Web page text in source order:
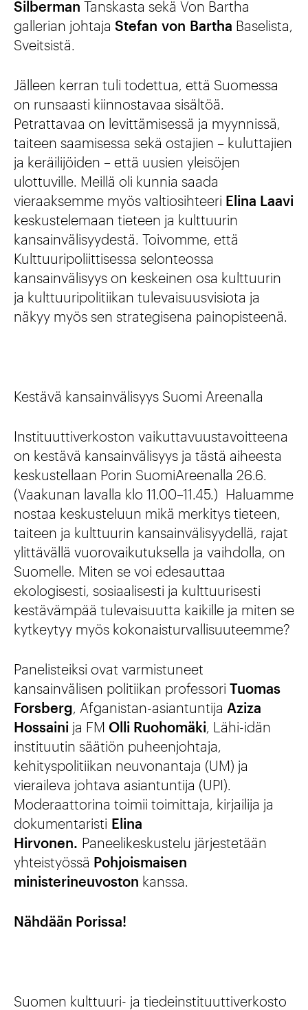
Silberman Tanskasta sekä Von Bartha
gallerian johtaja Stefan von Bartha Baselista,
Sveitsistä.
Jälleen kerran tuli todettua, että Suomessa
on runsaasti kiinnostavaa sisältöä.
Petrattavaa on levittämisessä ja myynnissä,
taiteen saamisessa sekä ostajien – kuluttajien
ja keräilijöiden – että uusien yleisöjen
ulottuville. Meillä oli kunnia saada
vieraaksemme myös valtiosihteeri Elina Laavi
keskustelemaan tieteen ja kulttuurin
kansainvälisyydestä. Toivomme, että
Kulttuuripoliittisessa selonteossa
kansainvälisyys on keskeinen osa kulttuurin
ja kulttuuripolitiikan tulevaisuusvisiota ja
näkyy myös sen strategisena painopisteenä.
Kestävä kansainvälisyys Suomi Areenalla
Instituuttiverkoston vaikuttavuustavoitteena
on kestävä kansainvälisyys ja tästä aiheesta
keskustellaan Porin SuomiAreenalla 26.6.
(Vaakunan lavalla klo 11.00–11.45.) Haluamme
nostaa keskusteluun mikä merkitys tieteen,
taiteen ja kulttuurin kansainvälisyydellä, rajat
ylittävällä vuorovaikutuksella ja vaihdolla, on
Suomelle. Miten se voi edesauttaa
ekologisesti, sosiaalisesti ja kulttuurisesti
kestävämpää tulevaisuutta kaikille ja miten se
kytkeytyy myös kokonaisturvallisuuteemme?
Panelisteiksi ovat varmistuneet
kansainvälisen politiikan professori Tuomas
Forsberg , Afganistan-asiantuntija Aziza
Hossaini ja FM Olli Ruohomäki , Lähi-idän
instituutin säätiön puheenjohtaja,
kehityspolitiikan neuvonantaja (UM) ja
vieraileva johtava asiantuntija (UPI).
Moderaattorina toimii toimittaja, kirjailija ja
dokumentaristi Elina
Hirvonen. Paneelikeskustelu järjestetään
yhteistyössä Pohjoismaisen
ministerineuvoston kanssa.
Nähdään Porissa!
Suomen kulttuuri- ja tiedeinstituuttiverkosto